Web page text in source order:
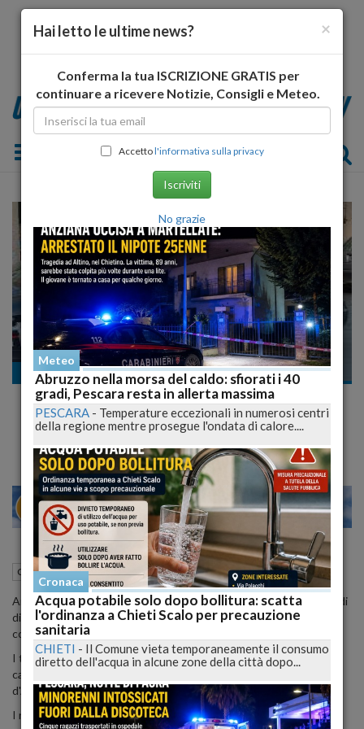
Toggle navigation
Cronaca
Martinsicuro, svaligiata abitazione, tre rom
inseguiti ed arrestati
MILANO 24 28
Cronaca Teramo (TE) 29 Giugno 2015 22:14
Arrestati tre rom, senza fissa dimora provenienti dal campo nomadi
di Roma, due dei quali minorenni, per furto in abitazione in
concorso.
I tre sono stati bloccati dopo un inseguimento da parte dei
carabinieri di Martinsicuro (Teramo) e della stazione di Porto
d'Ascoli di San Benedetto del Tronto (Ascoli Piceno).
I rom avevano messo a segno un furto in abitazione in via Como,
×
Hai letto le ultime news?
Conferma la tua ISCRIZIONE GRATIS per
continuare a ricevere Notizie, Consigli e Meteo.
Accettol'informativa sulla privacy
Iscriviti
No grazie
Meteo
Abruzzo nella morsa del caldo: sfiorati i 40
gradi, Pescara resta in allerta massima
PESCARA - Temperature eccezionali in numerosi centri
della regione mentre prosegue l'ondata di calore....
Cronaca
Acqua potabile solo dopo bollitura: scatta
l'ordinanza a Chieti Scalo per precauzione
sanitaria
CHIETI - Il Comune vieta temporaneamente il consumo
diretto dell'acqua in alcune zone della città dopo...